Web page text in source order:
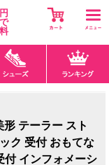
テーラー スト
ク 受付 おもてな
付 インフォメーシ